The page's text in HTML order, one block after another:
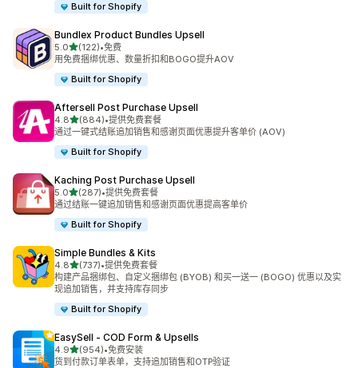
Built for Shopify
Bundlex Product Bundles Upsell
5.0星（满分 5 星）
(122)
总共 122 条评论
•免费
用免费捆绑优惠、数量折扣和BOGO提升AOV
Built for Shopify
Aftersell Post Purchase Upsell
4.8星（满分 5 星）
(884)
总共 884 条评论
•提供免费套餐
通过一键式结账追加销售和感谢页面优惠提升客单价 (AOV)
Built for Shopify
Kaching Post Purchase Upsell
5.0星（满分 5 星）
(287)
总共 287 条评论
•提供免费套餐
通过结账一键追加销售和感谢页面优惠提高客单价
Built for Shopify
Simple Bundles & Kits
4.8星（满分 5 星）
(737)
总共 737 条评论
•提供免费套餐
构建产品捆绑包、自定义捆绑包 (BYOB) 和买一送一 (BOGO) 优惠以及实
现追加销售，并支持库存同步
Built for Shopify
EasySell ‑ COD Form & Upsells
4.9星（满分 5 星）
(954)
总共 954 条评论
•免费安装
货到付款订单表单，支持追加销售和OTP验证